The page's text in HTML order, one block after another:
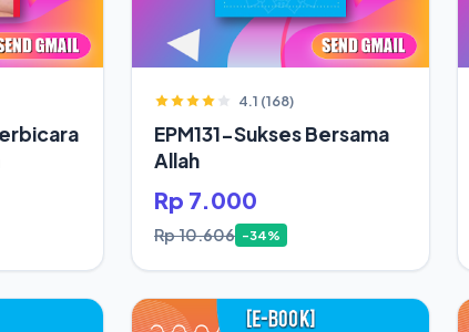
4.1 (168)
EPM131-Sukses Bersama
Allah
Rp 7.000
Rp 10.606 -34%